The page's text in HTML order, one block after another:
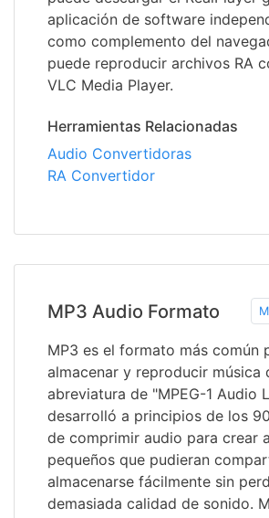
aplicación de software
como complemento del
puede reproducir archivos RA
VLC Media Player.
Herramientas Relacionadas
Audio Convertidoras
RA Convertidor
MP3 Audio Formato
MP3 es el formato más común
almacenar y reproducir música
abreviatura de "MPEG-1 Audio
desarrolló a principios de los
de comprimir audio para crear
pequeños que pudieran
almacenarse fácilmente sin
demasiada calidad de sonido.